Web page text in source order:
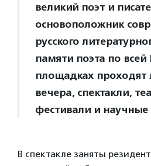
великий поэт и
основоположник
русского
памяти поэта по
площадках проходят
вечера, спектакли,
фестивали и
В спектакле заняты